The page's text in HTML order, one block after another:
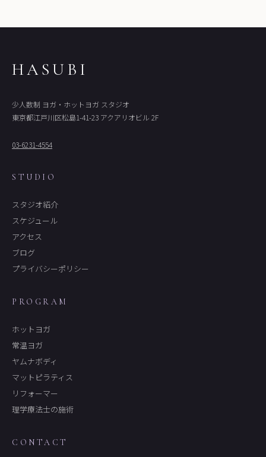
HASUBI
少人数制 ヨガ・ホットヨガ スタジオ
東京都江戸川区松島1-41-23 アクアリオビル 2F
03-6231-4554
STUDIO
スタジオ紹介
スケジュール
アクセス
ブログ
プライバシーポリシー
PROGRAM
ホットヨガ
常温ヨガ
ヤムナボディ
マットピラティス
リフォーマー
理学療法士の施術
CONTACT